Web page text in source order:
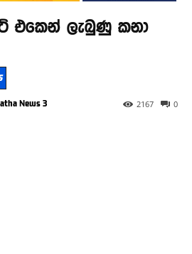
එකෙන් ලැබුණු කනා
News 3 0
2167